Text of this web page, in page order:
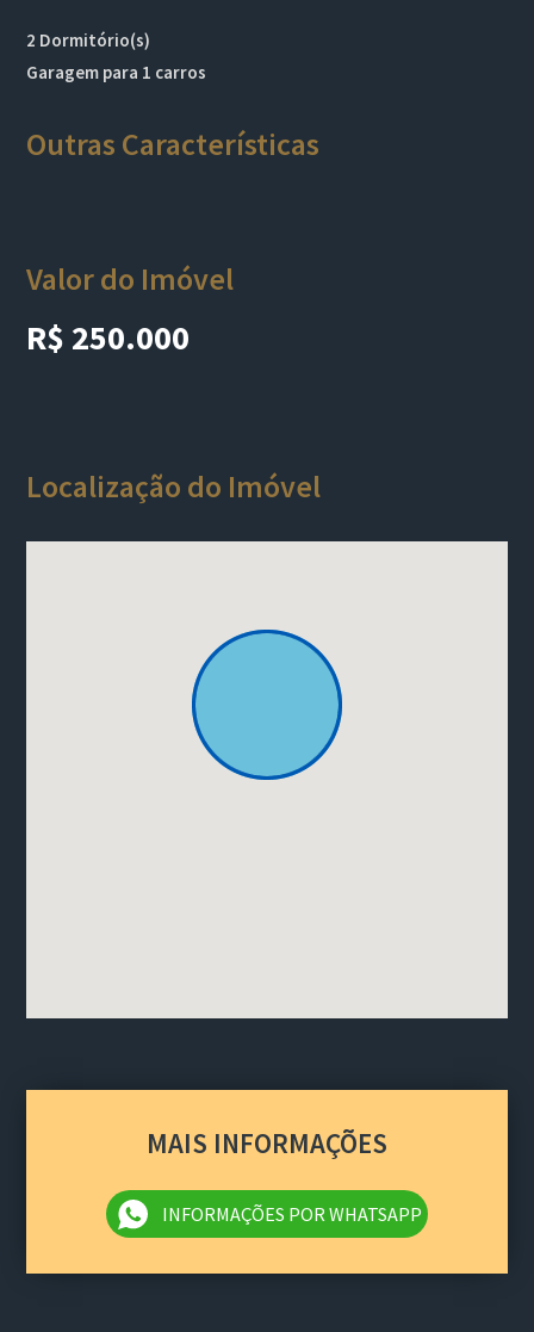
2 Dormitório(s)
Garagem para 1 carros
Outras Características
Valor do Imóvel
R$ 250.000
Localização do Imóvel
MAIS INFORMAÇÕES
INFORMAÇÕES POR WHATSAPP